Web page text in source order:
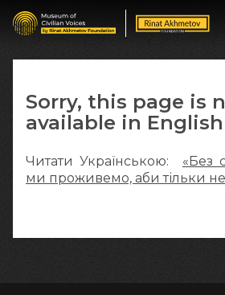
Sorry, this page is
available in English
Читати Українською: «Без
ми проживемо, аби тільки не